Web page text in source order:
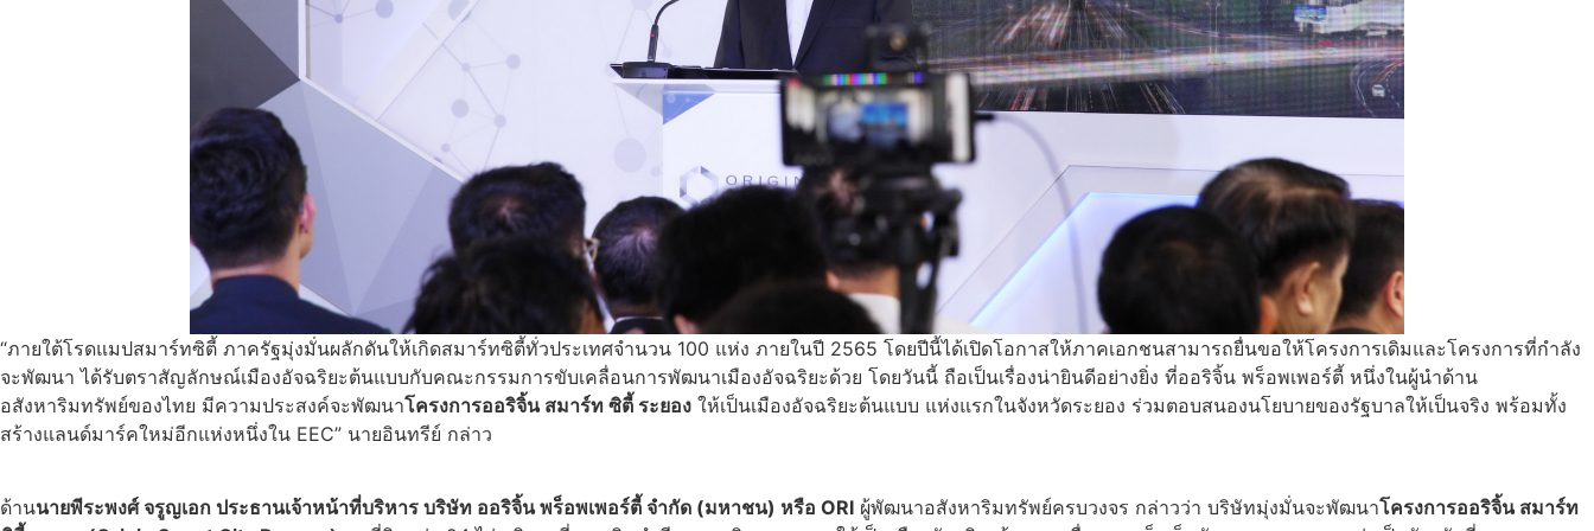
“ภายใต้โรดแมปสมาร์ทซิตี้ ภาครัฐมุ่งมั่นผลักดันให้เกิดสมาร์ทซิตี้ทั่วประเทศจำนวน 100 แห่ง ภายในปี 2565 โดยปีนี้ได้เปิดโอกาสให้ภาคเอกชนสามารถยื่นขอให้โครงการเดิมและโครงการที่กำลัง
จะพัฒนา ได้รับตราสัญลักษณ์เมืองอัจฉริยะต้นแบบกับคณะกรรมการขับเคลื่อนการพัฒนาเมืองอัจฉริยะด้วย โดยวันนี้ ถือเป็นเรื่องน่ายินดีอย่างยิ่ง ที่ออริจิ้น พร็อพเพอร์ตี้ หนึ่งในผู้นำด้าน
อสังหาริมทรัพย์ของไทย มีความประสงค์จะพัฒนาโครงการออริจิ้น สมาร์ท ซิตี้ ระยอง ให้เป็นเมืองอัจฉริยะต้นแบบ แห่งแรกในจังหวัดระยอง ร่วมตอบสนองนโยบายของรัฐบาลให้เป็นจริง พร้อมทั้ง
สร้างแลนด์มาร์คใหม่อีกแห่งหนึ่งใน EEC” นายอินทรีย์ กล่าว
ด้านนายพีระพงศ์ จรูญเอก ประธานเจ้าหน้าที่บริหาร บริษัท ออริจิ้น พร็อพเพอร์ตี้ จำกัด (มหาชน) หรือ ORI ผู้พัฒนาอสังหาริมทรัพย์ครบวงจร กล่าวว่า บริษัทมุ่งมั่นจะพัฒนาโครงการออริจิ้น สมาร์ท